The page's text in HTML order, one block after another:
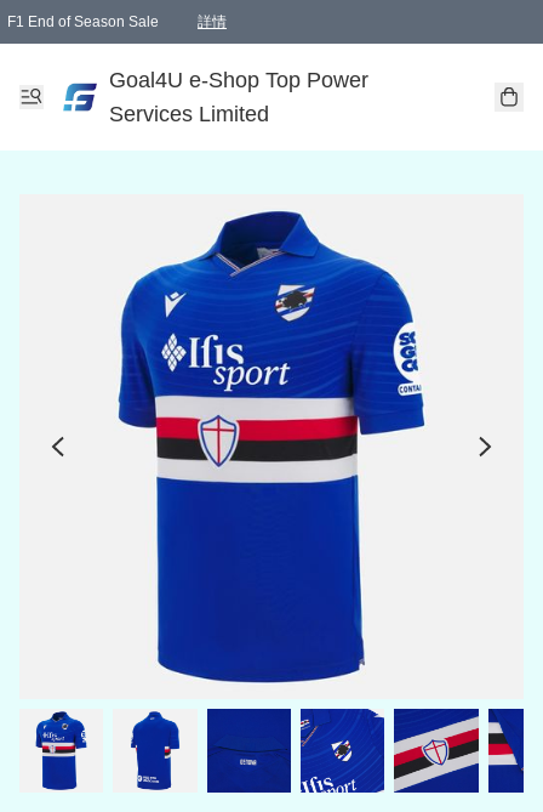
F1 End of Season Sale 詳情
Goal4U e-Shop Top Power
Services Limited